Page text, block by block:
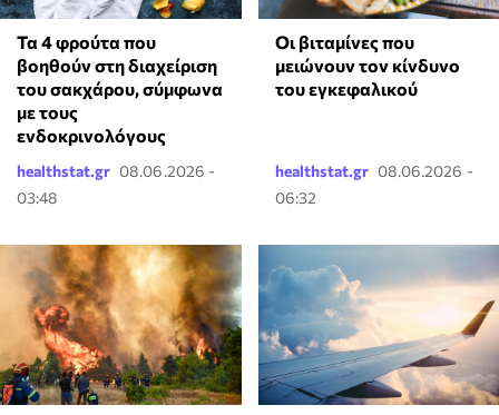
Τα 4 φρούτα που
βοηθούν στη διαχείριση
του σακχάρου, σύμφωνα
με τους
ενδοκρινολόγους
healthstat.gr 08.06.2026 -
03:48
Οι βιταμίνες που
μειώνουν τον κίνδυνο
του εγκεφαλικού
healthstat.gr 08.06.2026 -
06:32